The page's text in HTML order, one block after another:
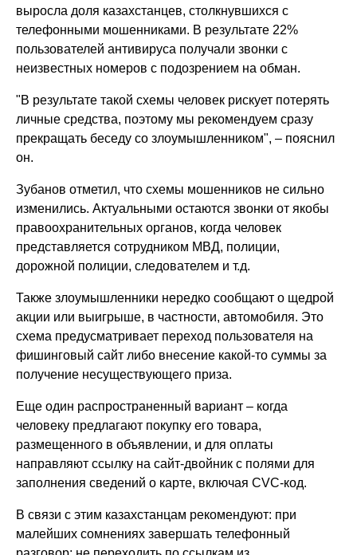
выросла доля казахстанцев, столкнувшихся с
телефонными мошенниками. В результате 22%
пользователей антивируса получали звонки с
неизвестных номеров с подозрением на обман.
"В результате такой схемы человек рискует потерять
личные средства, поэтому мы рекомендуем сразу
прекращать беседу со злоумышленником", – пояснил
он.
Зубанов отметил, что схемы мошенников не сильно
изменились. Актуальными остаются звонки от якобы
правоохранительных органов, когда человек
представляется сотрудником МВД, полиции,
дорожной полиции, следователем и т.д.
Также злоумышленники нередко сообщают о щедрой
акции или выигрыше, в частности, автомобиля. Это
схема предусматривает переход пользователя на
фишинговый сайт либо внесение какой-то суммы за
получение несуществующего приза.
Еще один распространенный вариант – когда
человеку предлагают покупку его товара,
размещенного в объявлении, и для оплаты
направляют ссылку на сайт-двойник с полями для
заполнения сведений о карте, включая CVC-код.
В связи с этим казахстанцам рекомендуют: при
малейших сомнениях завершать телефонный